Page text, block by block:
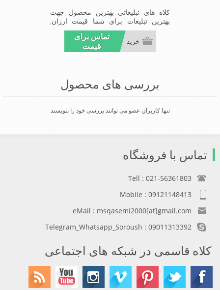
کلاه های تبلیغاتی بهترین محصول جهت
بهترین تبلیغات برای شما قیمت ارزان,
کیفیت مناسب و تحویل بموقع سفارشات
تماس برای
قیمت
خرید
بررسی های محصول
تنها کاربران عضو می توانند بررسی خود را بنویسند
تماس با فروشگاه
Tell : 021-56361803
Mobile : 09121148413
eMail : msqasemi2000[at]gmail.com
Telegram_Whatsapp_Soroush : 09011313392
کلاه قاسمی در شبکه های اجتماعی